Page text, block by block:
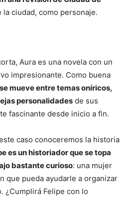
la ciudad, como personaje.
Aura es una novela con un
impresionante. Como buena
mueve entre temas oníricos,
personalidades de sus
fascinante desde inicio a fin.
caso conoceremos la historia
es un historiador que se topa
bastante curioso: una mujer
que pueda ayudarle a organizar
¿Cumplirá Felipe con lo